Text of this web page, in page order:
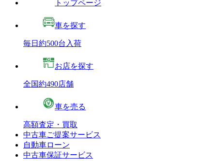
トップページ
車を探す
毎日約500台入荷
お店を探す
全国約490店舗
車を売る
高額査定・買取
中古車ご提案サービス
自動車ローン
中古車保証サービス